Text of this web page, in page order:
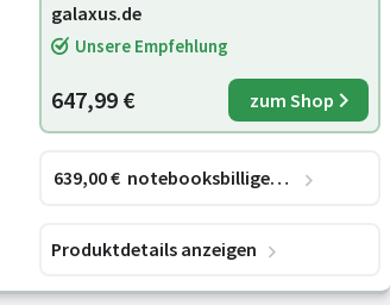
galaxus.de
Unsere Empfehlung
647,99 € zum Shop
639,00€ notebooksbilliger.de
Produktdetails anzeigen